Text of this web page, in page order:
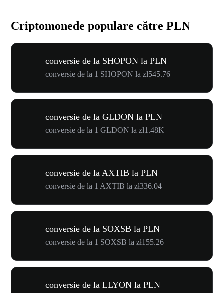
Criptomonede populare către PLN
conversie de la SHOPON la PLN
conversie de la 1 SHOPON la zł545.76
conversie de la GLDON la PLN
conversie de la 1 GLDON la zł1.48K
conversie de la AXTIB la PLN
conversie de la 1 AXTIB la zł336.04
conversie de la SOXSB la PLN
conversie de la 1 SOXSB la zł155.26
conversie de la LLYON la PLN